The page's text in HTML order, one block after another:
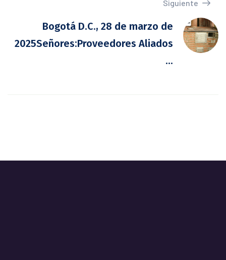
Siguiente
Bogotá D.C., 28 de marzo de
2025Señores:Proveedores Aliados
...